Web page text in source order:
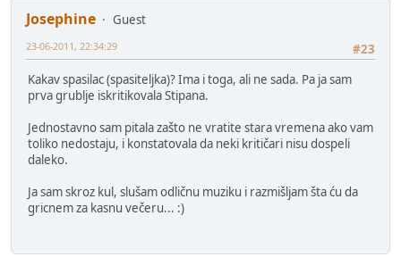
Josephine
Guest
#23
23-06-2011, 22:34:29
Kakav spasilac (spasiteljka)? Ima i toga, ali ne sada. Pa ja sam
prva grublje iskritikovala Stipana.
Jednostavno sam pitala zašto ne vratite stara vremena ako vam
toliko nedostaju, i konstatovala da neki kritičari nisu dospeli
daleko.
Ja sam skroz kul, slušam odličnu muziku i razmišljam šta ću da
gricnem za kasnu večeru... :)